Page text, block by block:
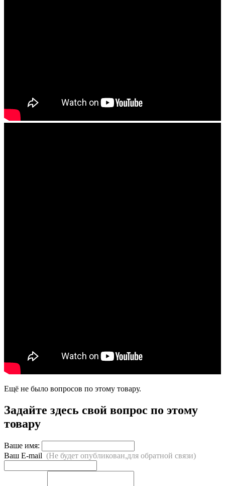
Ещё не было вопросов по этому товару.
Задайте здесь свой вопрос по этому
товару
Ваше имя:
Ваш E-mail (Не будет опубликован,для обратной связи)